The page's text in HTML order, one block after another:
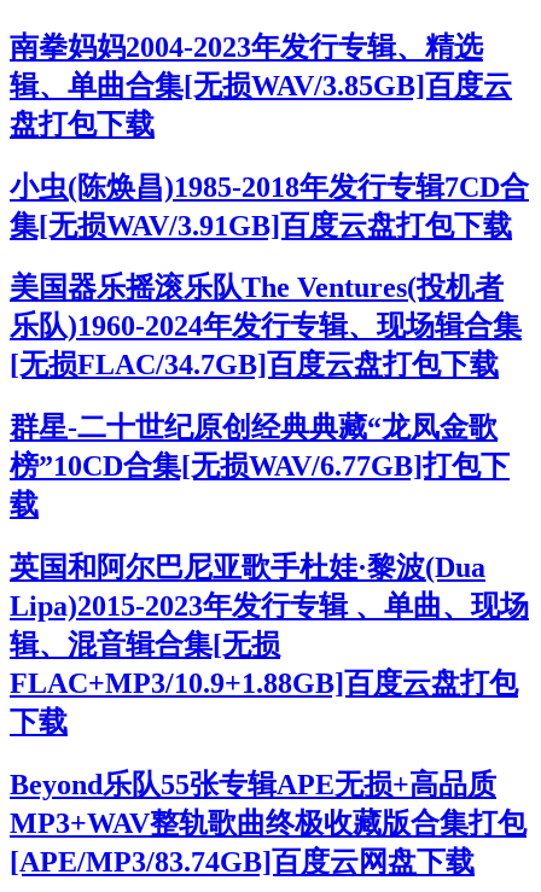
南拳妈妈2004-2023年发行专辑、精选
辑、单曲合集[无损WAV/3.85GB]百度云
盘打包下载
小虫(陈焕昌)1985-2018年发行专辑7CD合
集[无损WAV/3.91GB]百度云盘打包下载
美国器乐摇滚乐队The Ventures(投机者
乐队)1960-2024年发行专辑、现场辑合集
[无损FLAC/34.7GB]百度云盘打包下载
群星-二十世纪原创经典典藏“龙凤金歌
榜”10CD合集[无损WAV/6.77GB]打包下
载
英国和阿尔巴尼亚歌手杜娃·黎波(Dua
Lipa)2015-2023年发行专辑 、单曲、现场
辑、混音辑合集[无损
FLAC+MP3/10.9+1.88GB]百度云盘打包
下载
Beyond乐队55张专辑APE无损+高品质
MP3+WAV整轨歌曲终极收藏版合集打包
[APE/MP3/83.74GB]百度云网盘下载